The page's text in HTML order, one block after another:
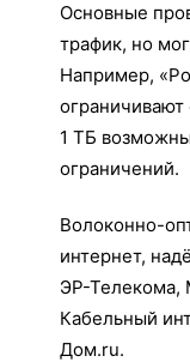
Основные
трафик, но
Например,
1 ТБ
ограничений.
Волоконно-
интернет,
ЭР-Телекома,
Кабельный
Дом.ru.